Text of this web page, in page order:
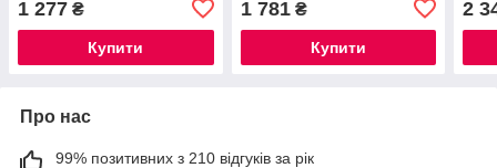
1 277 ₴
Купити
1 781₴
Купити
2
Про нас
99% позитивних з 210 відгуків за рік